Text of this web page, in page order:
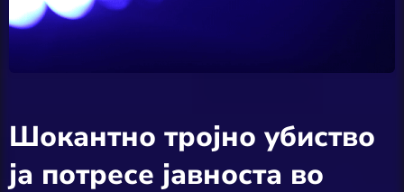
Шокантно тројно убиство
ја потресе јавноста во